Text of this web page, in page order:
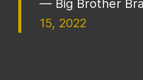
— Big Brother
15, 2022